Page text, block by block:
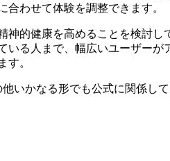
わせて体験を調整できます。
的健康を高めることを検討
る人まで、幅広いユーザー
す。
いかなる形でも公式に関係